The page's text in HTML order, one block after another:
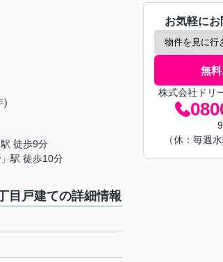
)
駅 徒歩9分
」駅 徒歩10分
目戸建ての詳細情報
お気軽に
無
株式会社ドリ
（休：毎週